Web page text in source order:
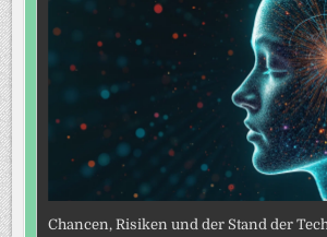
Chancen, Risiken und der Stand der